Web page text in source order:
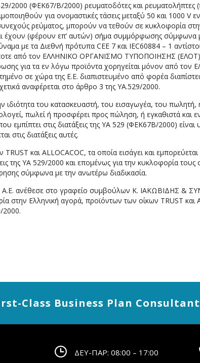
2000 (ΦΕΚ67/Β/2000) ρευματοδότες και ρευματολήπτες
για ονομαστικές τάσεις μεταξύ 50 και 1000 V
ρεύματος, μπορούν να τεθούν σε κυκλοφορία
έχουν (φέρουν επ’ αυτών) σήμα συμμόρφωσης σύμφωνα
με τα Διεθνή πρότυπα CEE 7 και IEC60884 – 1
από τον ΕΛΛΗΝΙΚΟ ΟΡΓΑΝΙΣΜΟ ΤΥΠΟΠΟΙΗΣΗΣ (ΕΛΟΤ)
για τα εν λόγω προϊόντα χορηγείται μόνον από τον
σε χώρα της Ε.Ε. διαπιστευμένο από φορέα
αναφέρεται στο άρθρο 3 της ΥΑ.529/2000.
ιδιότητα του κατασκευαστή, του εισαγωγέα, του πωλητή,
πωλεί ή προσφέρει προς πώληση, ή εγκαθιστά και
εμπίπτει στις διατάξεις της ΥΑ 529 (ΦΕΚ67Β/2000)
στις διατάξεις αυτές.
και ALLOCACOC, τα οποία εισάγει και
της ΥΑ 529/2000 και επομένως για την κυκλοφορία τους
σύμφωνα με την ανωτέρω διαδικασία.
ανέθεσε στο γραφείο συμβούλων Κ. ΙΑΚΩΒΙΔΗΣ &
στην Ελληνική αγορά, προϊόντων των οίκων TRUST και
2000.
Class Business Plan
ΔΕΥ-ΠΑΡ: 08:00 – 17:00